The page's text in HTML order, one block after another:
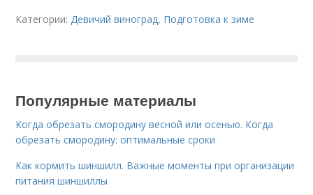
Категории:Девичий виноград, Подготовка к зиме
Популярные материалы
Когда обрезать смородину весной или осенью. Когда
обрезать смородину: оптимальные сроки
Как кормить шиншилл. Важные моменты при организации
питания шиншиллы